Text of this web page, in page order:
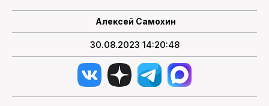
Алексей Самохин
30.08.2023 14:20:48